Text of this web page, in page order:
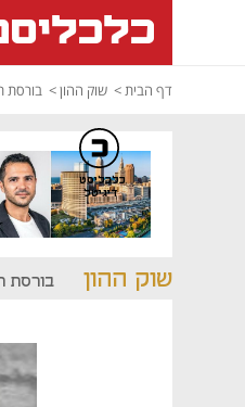
דף הבית שוק ההון בורסת
שוק ההון בורסת
כלכליסט
דיגיטל